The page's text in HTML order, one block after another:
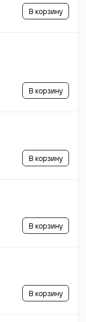
В корзину
В корзину
В корзину
В корзину
В корзину